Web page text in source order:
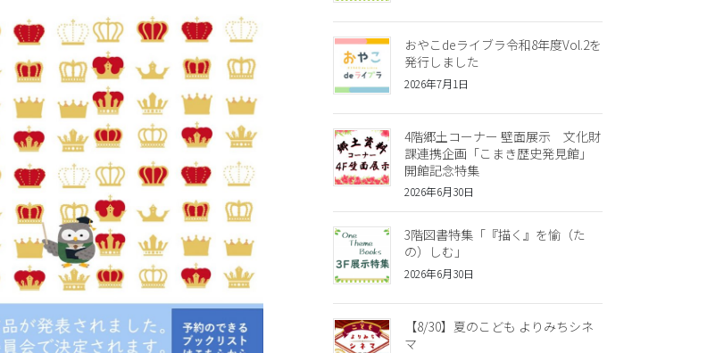
おやこdeライブラ令和8年度Vol.2を
発行しました
2026年7月1日
4階郷土コーナー 壁面展示 文化財
課連携企画「こまき歴史発見館」
開館記念特集
2026年6月30日
3階図書特集「『描く』を愉（た
の）しむ」
2026年6月30日
【8/30】夏のこども よりみちシネ
マ